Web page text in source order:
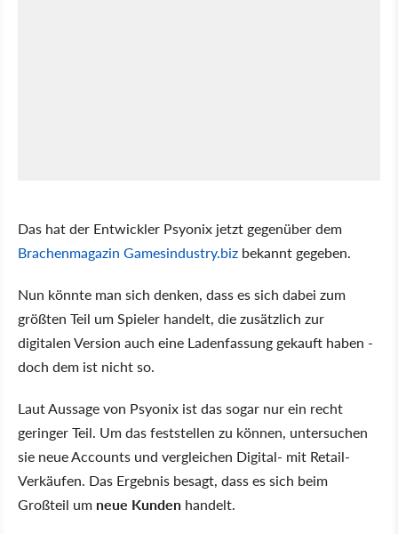
Das hat der Entwickler Psyonix jetzt gegenüber dem
Brachenmagazin Gamesindustry.biz bekannt gegeben.
Nun könnte man sich denken, dass es sich dabei zum
größten Teil um Spieler handelt, die zusätzlich zur
digitalen Version auch eine Ladenfassung gekauft haben -
doch dem ist nicht so.
Laut Aussage von Psyonix ist das sogar nur ein recht
geringer Teil. Um das feststellen zu können, untersuchen
sie neue Accounts und vergleichen Digital- mit Retail-
Verkäufen. Das Ergebnis besagt, dass es sich beim
Großteil um neue Kunden handelt.